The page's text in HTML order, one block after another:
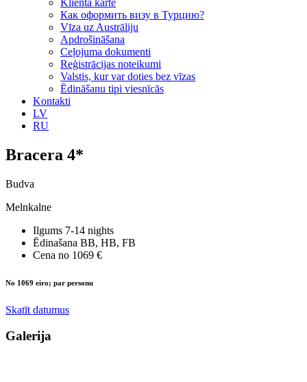
Klienta karte
Как оформить визу в Турцию?
Vīza uz Austrāliju
Apdrošināšana
Ceļojuma dokumenti
Reģistrācijas noteikumi
Valstis, kur var doties bez vīzas
Ēdināšanu tipi viesnīcās
Kontakti
LV
RU
Bracera 4*
Budva
Melnkalne
Ilgums 7-14 nights
Ēdinašana BB, HB, FB
Cena no 1069 €
No 1069 eiro; par personu
Skatīt datumus
Galerija